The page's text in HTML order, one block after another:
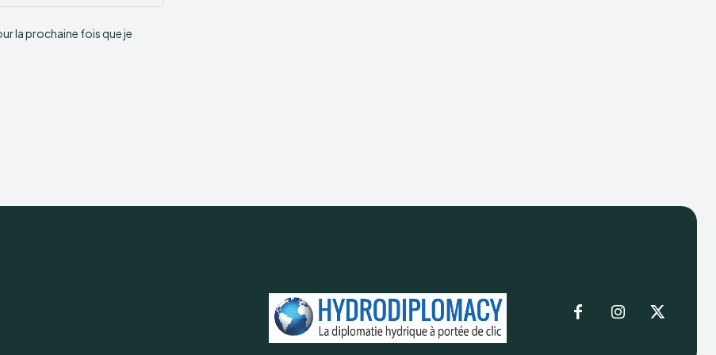
:
la prochaine fois que je